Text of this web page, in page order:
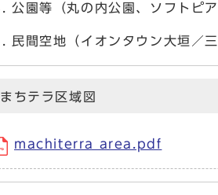
公園等（丸の内公園、ソフトピ
民間空地（イオンタウン大垣／三
まちテラ区域図
machiterra area.pdf